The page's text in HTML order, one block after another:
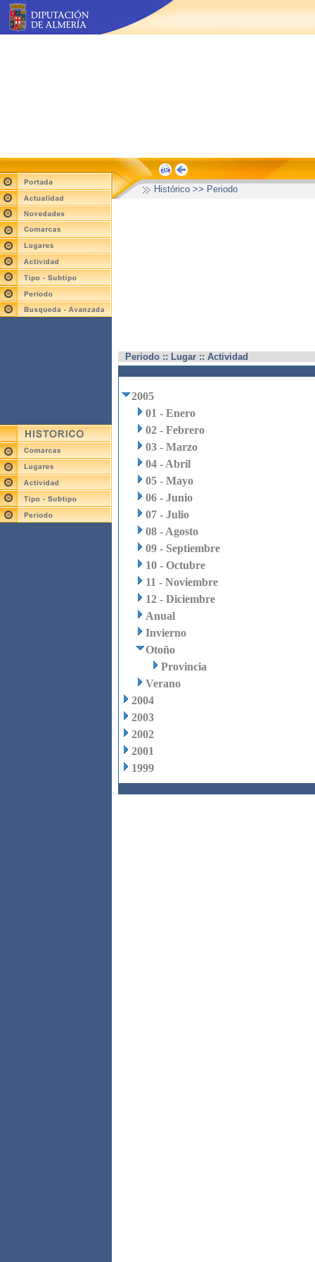
Histórico >> Periodo
Periodo :: Lugar :: Actividad
2005
01 - Enero
02 - Febrero
03 - Marzo
04 - Abril
05 - Mayo
06 - Junio
07 - Julio
08 - Agosto
09 - Septiembre
10 - Octubre
11 - Noviembre
12 - Diciembre
Anual
Invierno
Otoño
Provincia
Verano
2004
2003
2002
2001
1999